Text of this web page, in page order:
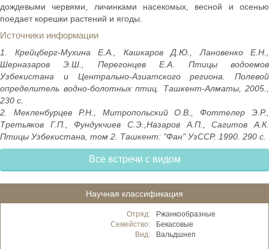
дождевыми червями, личинками насекомых, весной и осенью
поедает корешки растений и ягоды.
Источники информации
1. Крейцберг-Мухина Е.А., Кашкаров Д.Ю., Лановенко Е.Н.,
Шерназаров Э.Ш., Перегонцев Е.А. Птицы водоемов
Узбекистана и Центрально-Азиатского региона. Полевой
определитель водно-болотных птиц. Ташкент-Алматы, 2005.,
230 с.
2. Мекленбурцев Р.Н., Митропольский О.В., Фоттелер Э.Р.,
Третьяков Г.П., Фундукчиев С.Э.,Назаров А.П., Сагитов А.К.
Птицы Узбекистана, том 2. Ташкент: "Фан" УзССР. 1990. 290 с.
Все встречи с видом
Научная классификация
Отряд:
Ржанкообразные
Семейство:
Бекасовые
Вид:
Вальдшнеп